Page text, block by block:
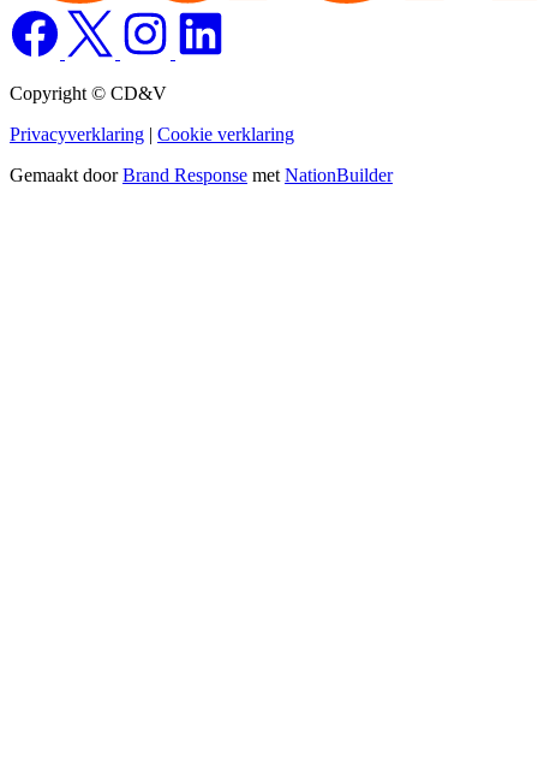
Copyright © CD&V
Privacyverklaring | Cookie verklaring
Gemaakt doorBrand Response met NationBuilder